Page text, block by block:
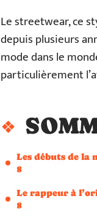
Le streetwear, ce
depuis plusieurs
mode dans le
particulièrement
Les débuts de la
8
Le rappeur à
8